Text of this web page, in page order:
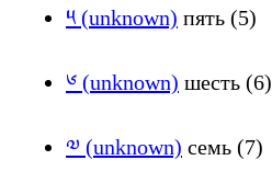
༥ (unknown) пять (5)
༦ (unknown) шесть (6)
༧ (unknown) семь (7)